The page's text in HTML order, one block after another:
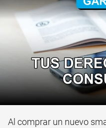
Al comprar un nuevo